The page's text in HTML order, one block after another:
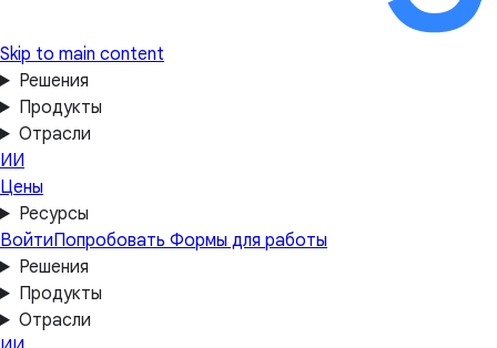
Skip to main content
Решения
Продукты
Отрасли
ИИ
Цены
Ресурсы
ВойтиПопробовать Формы для работы
Решения
Продукты
Отрасли